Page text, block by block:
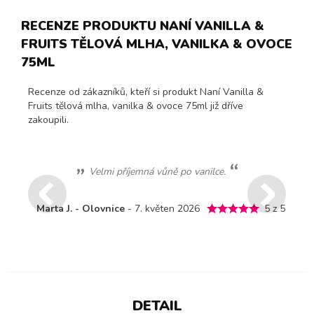
RECENZE PRODUKTU NANÍ VANILLA &
FRUITS TĚLOVÁ MLHA, VANILKA & OVOCE
75ML
Recenze od zákazníků, kteří si produkt Naní Vanilla &
Fruits tělová mlha, vanilka & ovoce 75ml již dříve
zakoupili.
Velmi příjemná vůně po vanilce.
5 z 5
Marta J. - Olovnice- 7. květen 2026
DETAIL